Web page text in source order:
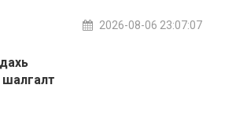
шалгалт
2026-08-06 23:07:07